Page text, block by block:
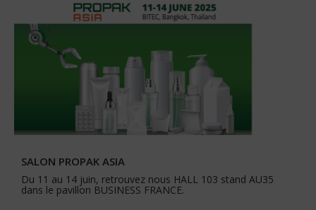
SALON PROPAK ASIA
Du 11 au 14 juin, retrouvez nous HALL 103 stand AU35
dans le pavillon BUSINESS FRANCE.